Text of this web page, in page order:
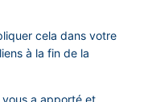
cela dans votre
à la fin de la